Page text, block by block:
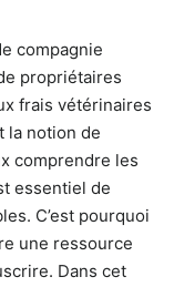
compagnie
propriétaires
frais vétérinaires
la notion de
comprendre les
essentiel de
C’est pourquoi
une ressource
Dans cet